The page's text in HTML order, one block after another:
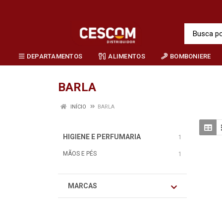
DEPARTAMENTOS ALIMENTOS BOMBONIERE
BARLA
INÍCIO BARLA
HIGIENE E PERFUMARIA 1
MÃOS E PÉS 1
MARCAS